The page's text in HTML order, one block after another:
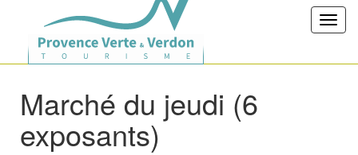
Marché du jeudi (6
exposants)